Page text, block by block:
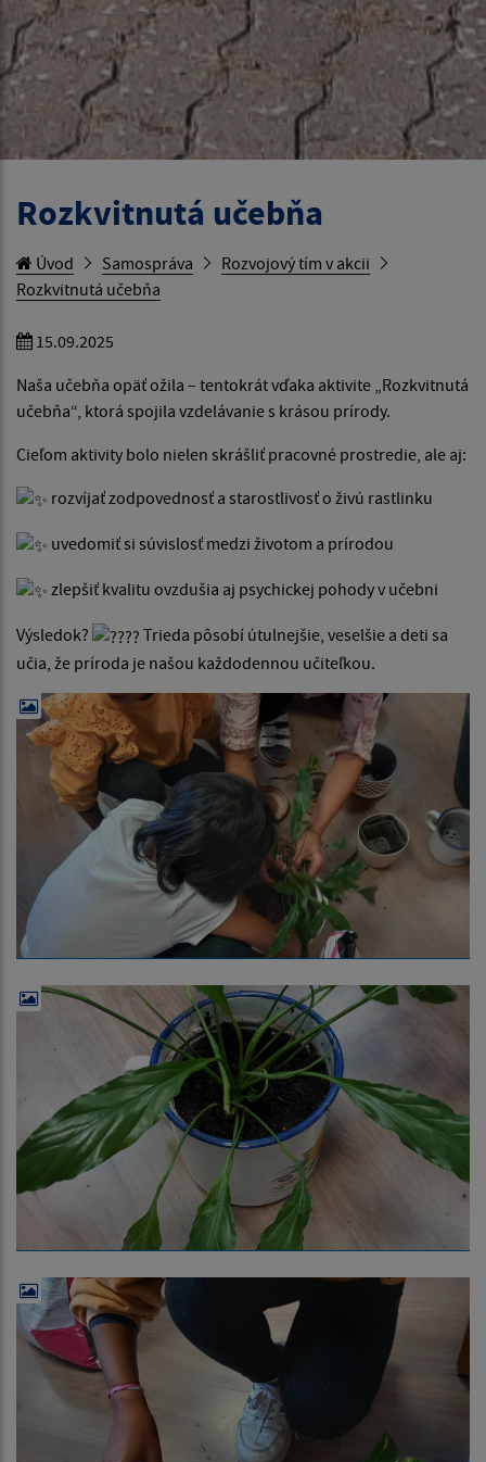
Rozkvitnutá učebňa
Úvod Samospráva
Rozvojový tím v akcii
Rozkvitnutá učebňa
15.09.2025
Naša učebňa opäť ožila – tentokrát vďaka aktivite „Rozkvitnutá
učebňa“, ktorá spojila vzdelávanie s krásou prírody.
Cieľom aktivity bolo nielen skrášliť pracovné prostredie, ale aj:
rozvíjať zodpovednosť a starostlivosť o živú rastlinku
uvedomiť si súvislosť medzi životom a prírodou
zlepšiť kvalitu ovzdušia aj psychickej pohody v učebni
Výsledok?
Trieda pôsobí útulnejšie, veselšie a deti sa
učia, že príroda je našou každodennou učiteľkou.